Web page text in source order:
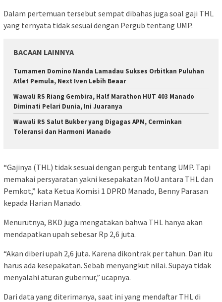
Dalam pertemuan tersebut sempat dibahas juga soal gaji THL
yang ternyata tidak sesuai dengan Pergub tentang UMP.
BACAAN LAINNYA
Turnamen Domino Nanda Lamadau Sukses Orbitkan Puluhan
Atlet Pemula, Next Iven Lebih Beaar
Wawali RS Riang Gembira, Half Marathon HUT 403 Manado
Diminati Pelari Dunia, Ini Juaranya
Wawali RS Salut Bukber yang Digagas APM, Cerminkan
Toleransi dan Harmoni Manado
“Gajinya (THL) tidak sesuai dengan pergub tentang UMP. Tapi
memakai persyaratan yakni kesepakatan MoU antara THL dan
Pemkot,” kata Ketua Komisi 1 DPRD Manado, Benny Parasan
kepada Harian Manado.
Menurutnya, BKD juga mengatakan bahwa THL hanya akan
mendapatkan upah sebesar Rp 2,6 juta.
“Akan diberi upah 2,6 juta. Karena dikontrak per tahun. Dan itu
harus ada kesepakatan. Sebab menyangkut nilai. Supaya tidak
menyalahi aturan gubernur,” ucapnya.
Dari data yang diterimanya, saat ini yang mendaftar THL di